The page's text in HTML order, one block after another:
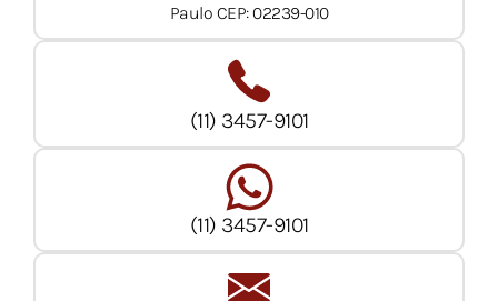
Paulo CEP: 02239-010
(11) 3457-9101
(11) 3457-9101